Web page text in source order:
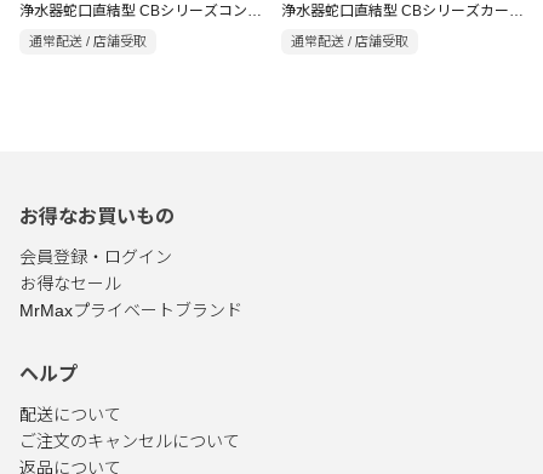
浄水器蛇口直結型 CBシリーズコンパ
クトモデル CB023Z-WT カートリッ
ジ+2個セット ホワイト
通常配送 / 店舗受取
浄水器蛇口直結型 CBシリーズカート
リッジ 6ヶ月タイプ CBC06 グレー
通常配送 / 店舗受取
お得なお買いもの
会員登録・ログイン
お得なセール
MrMaxプライベートブランド
ヘルプ
配送について
ご注文のキャンセルについて
返品について